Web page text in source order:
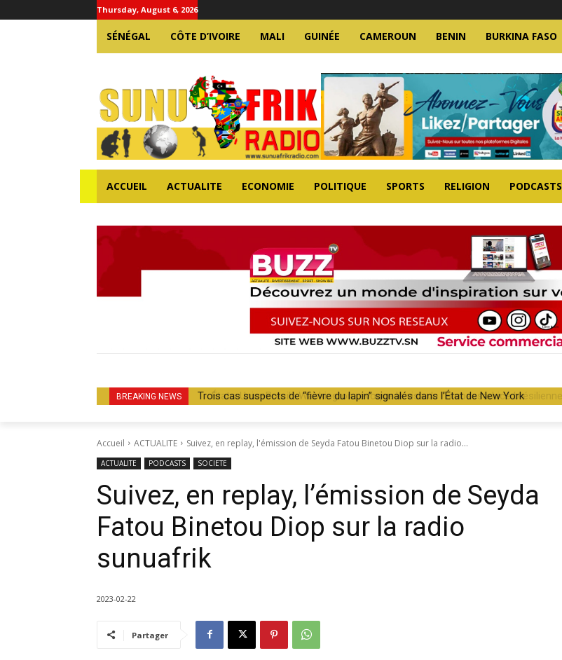
Thursday, August 6, 2026
SÉNÉGAL CÔTE D’IVOIRE MALI GUINÉE CAMEROUN BENIN BURKINA FASO
ACCUEIL ACTUALITE ECONOMIE POLITIQUE SPORTS RELIGION PODCASTS
BREAKING NEWS États-Unis–Brésil : Washington révoque le visa de l’ambassadrice brésilienne
Accueil ACTUALITE Suivez, en replay, l'émission de Seyda Fatou Binetou Diop sur la radio...
ACTUALITE PODCASTS SOCIETE
Suivez, en replay, l’émission de Seyda
Fatou Binetou Diop sur la radio
sunuafrik
2023-02-22
Partager